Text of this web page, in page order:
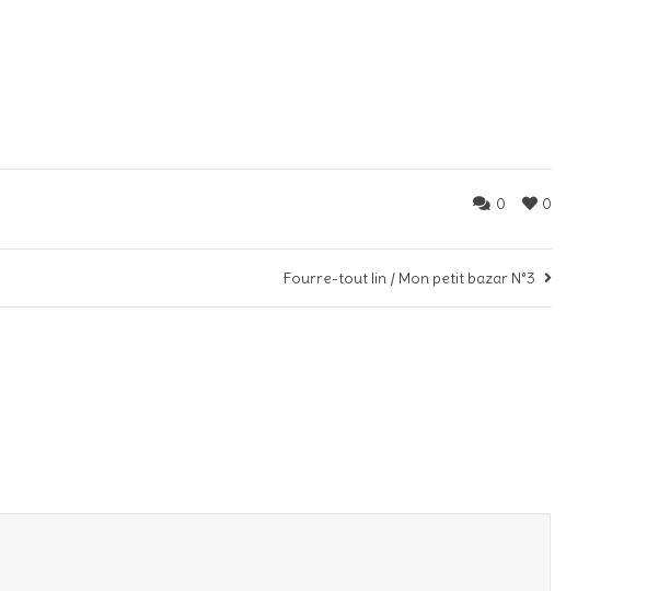
0
0
Fourre-tout lin / Mon petit bazar N°3